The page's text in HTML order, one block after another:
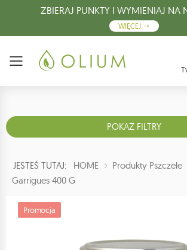
ZBIERAJ PUNKTY I WYMIENIAJ NA
WIĘCEJ
Menu
POKAŻ FILTRY
JESTEŚ TUTAJ: HOME Produkty Pszczele
Garrigues 400 G
Promocja